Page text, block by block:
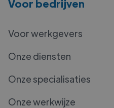
Voor bedrijven
Voor werkgevers
Onze diensten
Onze specialisaties
Onze werkwijze